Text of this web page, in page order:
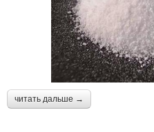
читать дальше →